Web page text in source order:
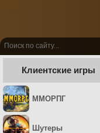
Клиентские игры
ММОРПГ
Шутеры